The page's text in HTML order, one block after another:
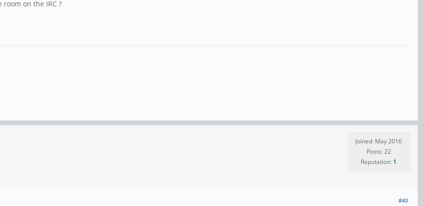
on the IRC ?
Joined: May 2016
Posts: 22
Reputation: 1
#43